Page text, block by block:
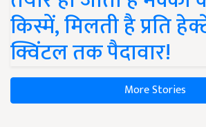
किस्में, मिलती है प्रति
क्विंटल तक पैदावार!
More Stories